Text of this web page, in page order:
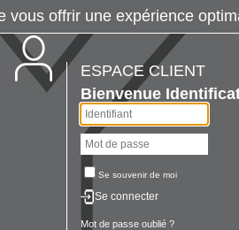
ESPACE CLIENT
Bienvenue
Se souvenir de moi
Se connecter
Mot de passe oublié ?
vous offrir une expérience